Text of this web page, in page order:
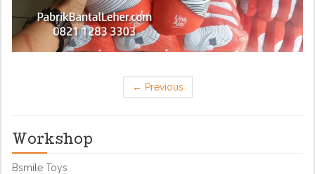
← Previous
Workshop
Bsmile Toys